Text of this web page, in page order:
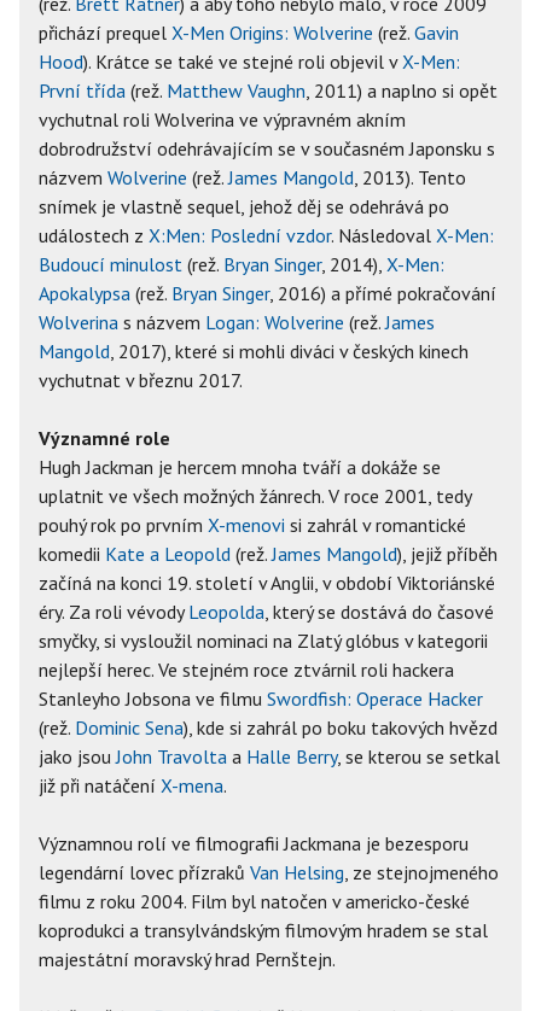
přichází prequel X-Men Origins: Wolverine (rež. Gavin
Hood). Krátce se také ve stejné roli objevil vX-Men:
První třída (rež. Matthew Vaughn, 2011) a naplno si opět
vychutnal roli Wolverina ve výpravném akním
dobrodružství odehrávajícím se v současném Japonsku s
názvem Wolverine (rež.James Mangold, 2013). Tento
snímek je vlastně sequel, jehož děj se odehrává po
událostech z X:Men: Poslední vzdor. Následoval X-Men:
Budoucí minulost (rež. Bryan Singer, 2014), X-Men:
Apokalypsa (rež. Bryan Singer, 2016) a přímé pokračování
Wolverina s názvem Logan: Wolverine (rež.James
Mangold, 2017), které si mohli diváci v českých kinech
vychutnat v březnu 2017.
Významné role
Hugh Jackman je hercem mnoha tváří a dokáže se
uplatnit ve všech možných žánrech. V roce 2001, tedy
pouhý rok po prvním X-menovi si zahrál v romantické
komedii Kate a Leopold (rež.James Mangold), jejiž příběh
začíná na konci 19. století v Anglii, v období Viktoriánské
éry. Za roli vévodyLeopolda, který se dostává do časové
smyčky, si vysloužil nominaci na Zlatý glóbus v kategorii
nejlepší herec. Ve stejném roce ztvárnil roli hackera
Stanleyho Jobsona ve filmu Swordfish: Operace Hacker
(rež. Dominic Sena), kde si zahrál po boku takových hvězd
jako jsouJohn Travolta a Halle Berry, se kterou se setkal
již při natáčení X-mena.
Významnou rolí ve filmografii Jackmana je bezesporu
legendární lovec přízraků Van Helsing, ze stejnojmeného
filmu z roku 2004. Film byl natočen v americko-české
koprodukci a transylvándským filmovým hradem se stal
majestátní moravský hrad Pernštejn.